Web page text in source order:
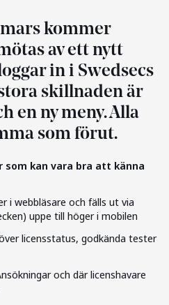
kommer
av ett nytt
in i Swedsecs
skillnaden är
en ny meny. Alla
som förut.
kan vara bra att känna
i webbläsare och fälls ut via
uppe till höger i mobilen
licensstatus, godkända tester
och där licenshavare